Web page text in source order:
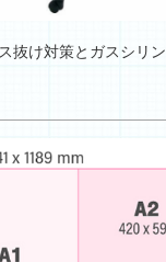
抜け対策とガスシリン